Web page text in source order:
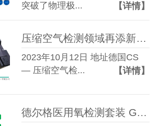
突破了物理极...
【详情】
2023年10月12日 地址德国CS
— 压缩空气检...
【详情】
德尔格医用氧检测套装 GMP认证设备